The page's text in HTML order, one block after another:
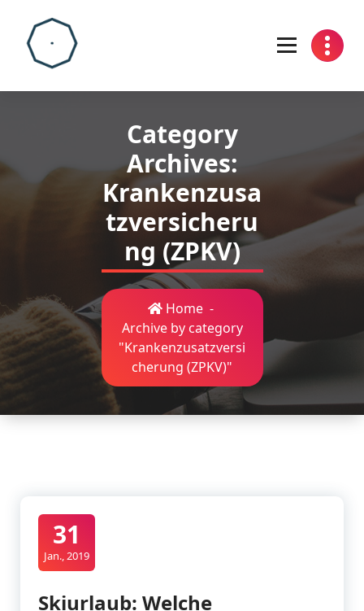
content
Category
Archives:
Krankenzusa
tzversicheru
ng (ZPKV)
Home-
Archive by category
"Krankenzusatzversi
cherung (ZPKV)"
31
Jan., 2019
Skiurlaub: Welche